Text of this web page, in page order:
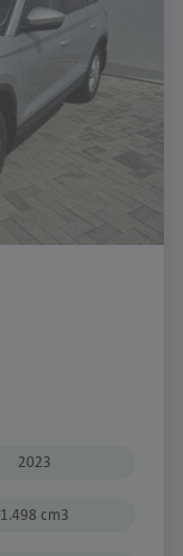
2023
1.498 cm3